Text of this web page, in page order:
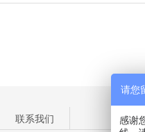
联系我们
请您
感谢